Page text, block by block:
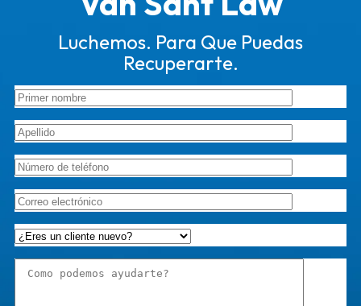
Luchemos. Para Que Puedas
Recuperarte.